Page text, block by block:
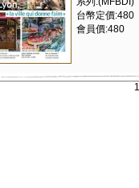
台幣定價:480
會員價:480
1